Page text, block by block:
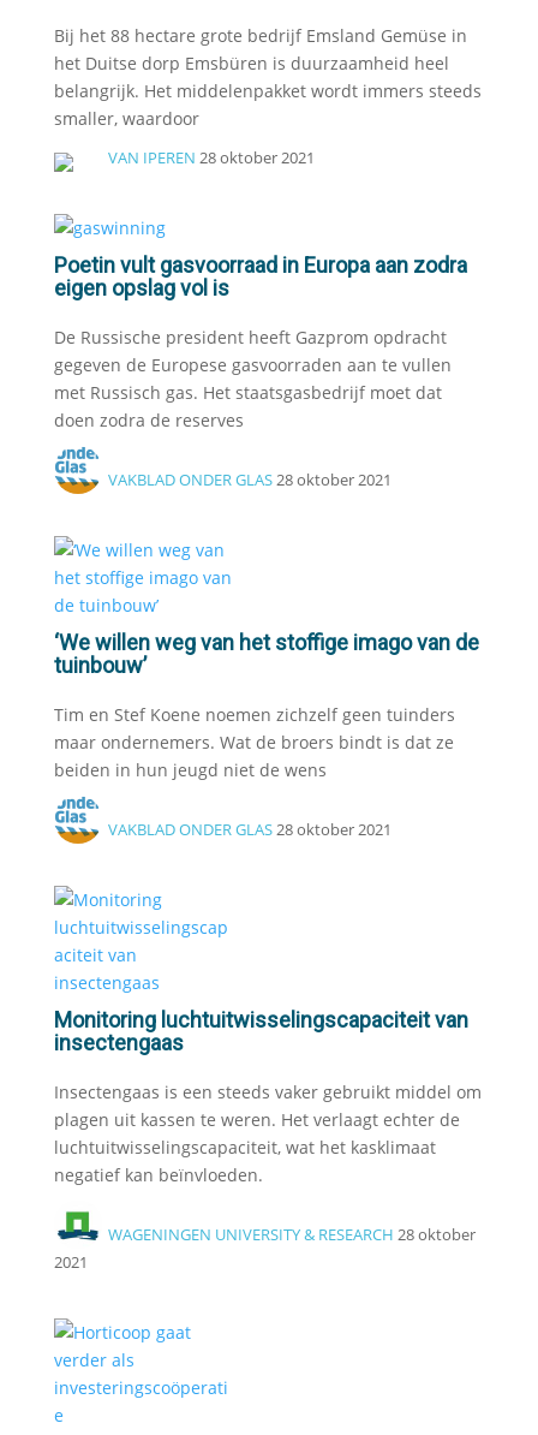
Bij het 88 hectare grote bedrijf Emsland Gemüse in
het Duitse dorp Emsbüren is duurzaamheid heel
belangrijk. Het middelenpakket wordt immers steeds
smaller, waardoor
VAN IPEREN 28 oktober 2021
Poetin vult gasvoorraad in Europa aan zodra
eigen opslag vol is
De Russische president heeft Gazprom opdracht
gegeven de Europese gasvoorraden aan te vullen
met Russisch gas. Het staatsgasbedrijf moet dat
doen zodra de reserves
VAKBLAD ONDER GLAS28 oktober 2021
‘We willen weg van het stoffige imago van de
tuinbouw’
Tim en Stef Koene noemen zichzelf geen tuinders
maar ondernemers. Wat de broers bindt is dat ze
beiden in hun jeugd niet de wens
VAKBLAD ONDER GLAS28 oktober 2021
Monitoring luchtuitwisselingscapaciteit van
insectengaas
Insectengaas is een steeds vaker gebruikt middel om
plagen uit kassen te weren. Het verlaagt echter de
luchtuitwisselingscapaciteit, wat het kasklimaat
negatief kan beïnvloeden.
WAGENINGEN UNIVERSITY & RESEARCH 28 oktober
2021